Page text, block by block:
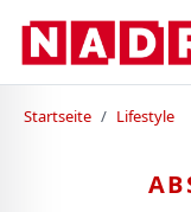
Startseite / Lifestyle